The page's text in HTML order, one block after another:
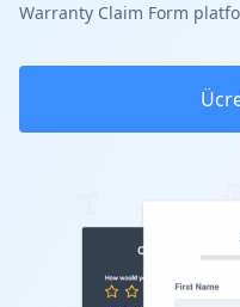
Warranty Claim Form